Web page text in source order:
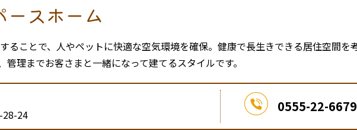
スホーム
ることで、人やペットに快適な空気環境を確保。健康で長生きできる居住空間を
理までお客さまと一緒になって建てるスタイルです。
28-24 0555-22-6679